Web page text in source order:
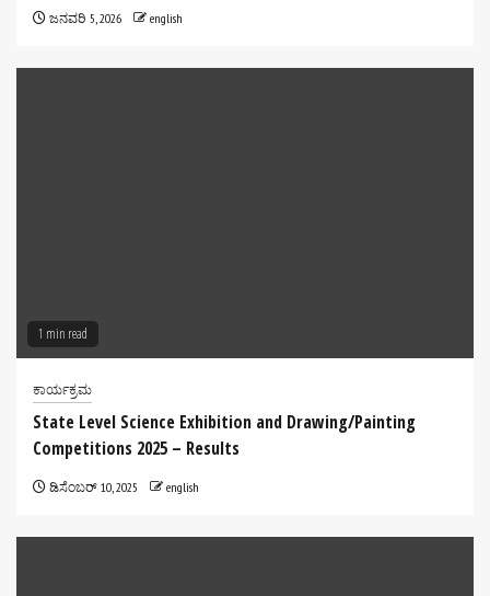
ಜನವರಿ 5, 2026 english
1 min read
ಕಾರ್ಯಕ್ರಮ
State Level Science Exhibition and Drawing/Painting
Competitions 2025 – Results
ಡಿಸೆಂಬರ್ 10, 2025 english